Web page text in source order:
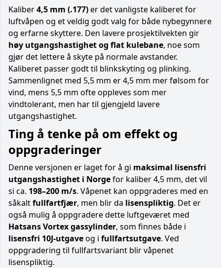
Kaliber4,5 mm (.177)er det vanligste kaliberet for
luftvåpen og et veldig godt valg for både nybegynnere
og erfarne skyttere. Den lavere prosjektilvekten gir
høy utgangshastighet og flat kulebane, noe som
gjør det lettere å skyte på normale avstander.
Kaliberet passer godt til blinkskyting og plinking.
Sammenlignet med 5,5 mm er 4,5 mm mer følsom for
vind, mens 5,5 mm ofte oppleves som mer
vindtolerant, men har til gjengjeld lavere
utgangshastighet.
Ting å tenke på om effekt og
oppgraderinger
Denne versjonen er laget for å gi maksimal lisensfri
utgangshastighet i Norgefor kaliber 4,5 mm, det vil
si ca. 198–200 m/s. Våpenet kan oppgraderes med en
såkaltfullfartfjær, men blir da lisenspliktig. Det er
også mulig å oppgradere dette luftgeværet med
Hatsans Vortex gassylinder, som finnes både i
lisensfri 10J-utgaveog i fullfartsutgave. Ved
oppgradering til fullfartsvariant blir våpenet
lisenspliktig.